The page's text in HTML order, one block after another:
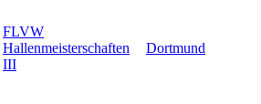
FLVW
Hallenmeisterschaften
III
Dortmund